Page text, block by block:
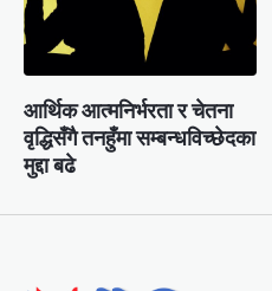
आर्थिक आत्मनिर्भरता र चेतना
वृद्धिसँगै तनहुँमा सम्बन्धविच्छेदका
मुद्दा बढे